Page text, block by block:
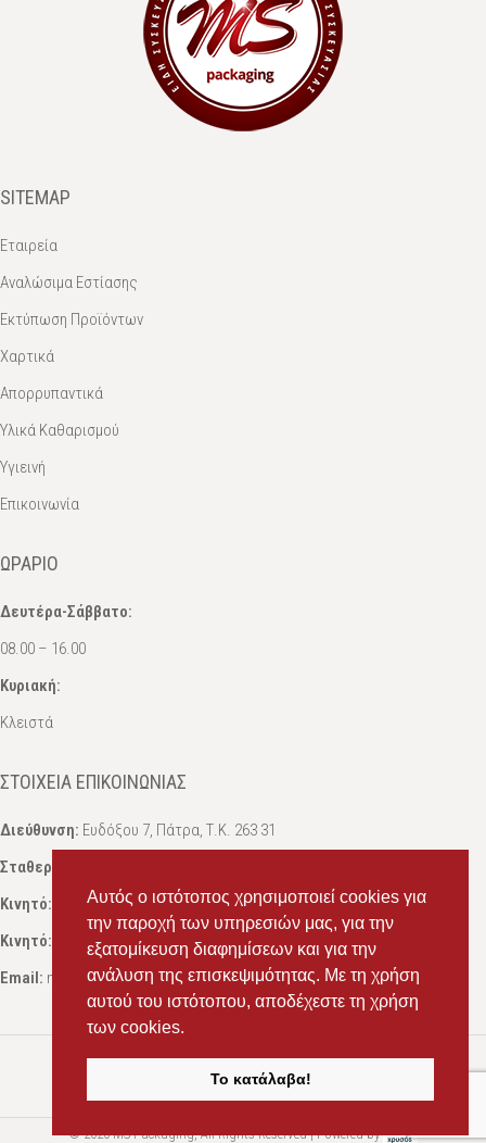
Αυτός ο ιστότοπος χρησιμοποιεί cookies για
την παροχή των υπηρεσιών μας, για την
εξατομίκευση διαφημίσεων και για την
ανάλυση της επισκεψιμότητας. Με τη χρήση
αυτού του ιστότοπου, αποδέχεστε τη χρήση
των cookies.
Το κατάλαβα!
SITEMAP
Εταιρεία
Αναλώσιμα Εστίασης
Εκτύπωση Προϊόντων
Χαρτικά
Απορρυπαντικά
Υλικά Καθαρισμού
Υγιεινή
Επικοινωνία
ΩΡΆΡΙΟ
Δευτέρα-Σάββατο:
08.00 – 16.00
Κυριακή:
Κλειστά
ΣΤΟΙΧΕΊΑ ΕΠΙΚΟΙΝΩΝΊΑΣ
Διεύθυνση: Ευδόξου 7, Πάτρα, Τ.Κ. 263 31
Σταθερό:
Κινητό:
69434 75072 , Σαλπόγλου Μαρία
Κινητό:
6946 504787, Σαλπόγλου Στέφανος
Email: ms.packst1@gmail.com
© 2020 MS Packaging, All Rights Reserved | Powered by